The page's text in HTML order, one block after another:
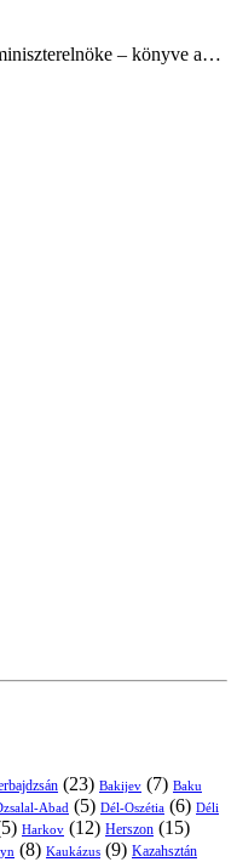
– könyve a…
(23) Bakijev (7) Baku
Abad (5) Dél-Oszétia (6) Déli
Harkov (12) Herszon (15)
(8) Kaukázus (9) Kazahsztán